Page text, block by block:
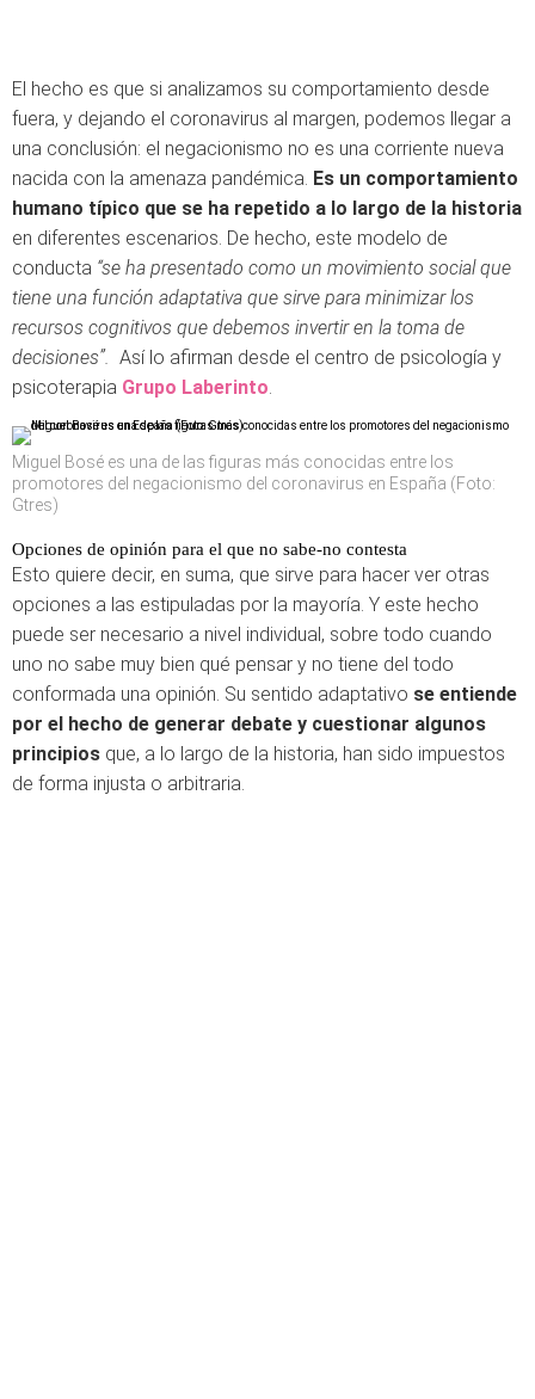
El hecho es que si analizamos su comportamiento desde
fuera, y dejando el coronavirus al margen, podemos llegar a
una conclusión: el negacionismo no es una corriente nueva
nacida con la amenaza pandémica. Es un comportamiento
humano típico que se ha repetido a lo largo de la historia
en diferentes escenarios. De hecho, este modelo de
conducta “se ha presentado como un movimiento social que
tiene una función adaptativa que sirve para minimizar los
recursos cognitivos que debemos invertir en la toma de
decisiones”. Así lo afirman desde el centro de psicología y
psicoterapia Grupo Laberinto.
Miguel Bosé es una de las figuras más conocidas entre los
promotores del negacionismo del coronavirus en España (Foto:
Gtres)
Opciones de opinión para el que no sabe-no contesta
Esto quiere decir, en suma, que sirve para hacer ver otras
opciones a las estipuladas por la mayoría. Y este hecho
puede ser necesario a nivel individual, sobre todo cuando
uno no sabe muy bien qué pensar y no tiene del todo
conformada una opinión. Su sentido adaptativo se entiende
por el hecho de generar debate y cuestionar algunos
principios que, a lo largo de la historia, han sido impuestos
de forma injusta o arbitraria.